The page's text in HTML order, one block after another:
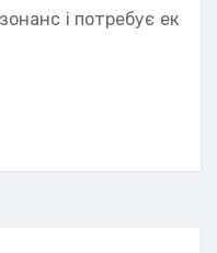
і потребує ек